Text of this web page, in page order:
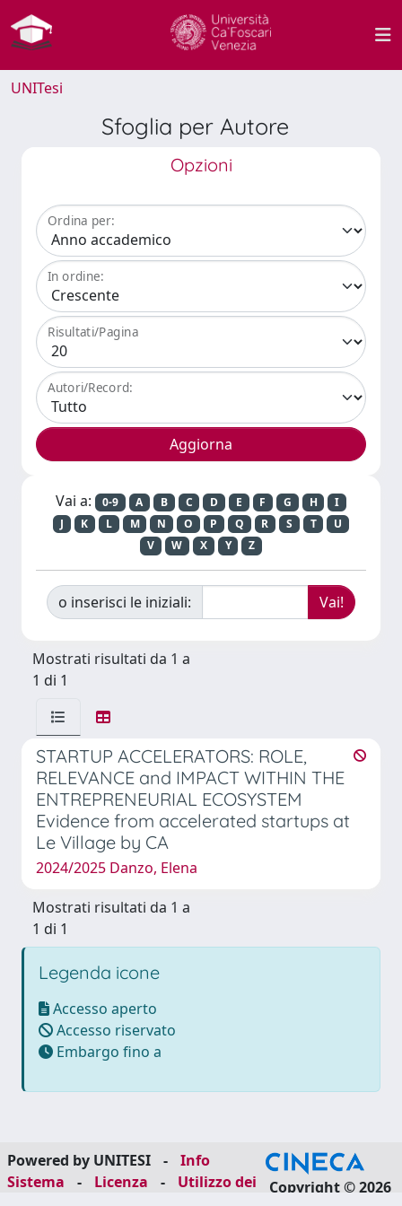
UNITesi
Sfoglia per Autore
Opzioni
Ordina per:
In ordine:
Risultati/Pagina
Autori/Record:
Vai a: 0-9 A B C D E F G H
I
J
K L M N O P Q R S T
U
V
W X Y Z
o inserisci le iniziali:
Mostrati risultati da 1 a
1 di 1
STARTUP ACCELERATORS: ROLE,
RELEVANCE and IMPACT WITHIN THE
ENTREPRENEURIAL ECOSYSTEM
Evidence from accelerated startups at
Le Village by CA
2024/2025 Danzo, Elena
Mostrati risultati da 1 a
1 di 1
Legenda icone
Accesso aperto
Accesso riservato
Embargo fino a
Powered by UNITESI -
Info
Sistema
- Licenza -
Utilizzo dei
Copyright © 2026